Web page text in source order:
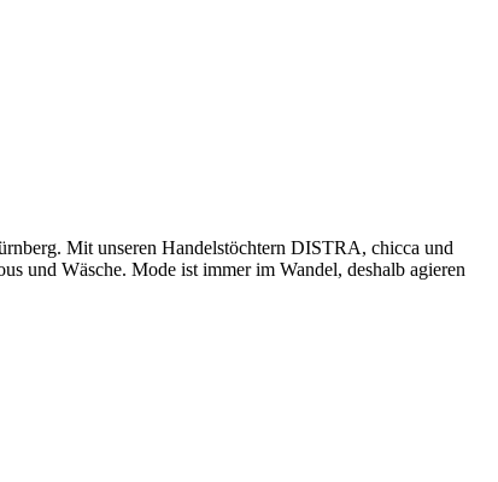
Mit unseren Handelstöchtern DISTRA, chicca und
und Wäsche. Mode ist immer im Wandel, deshalb agieren